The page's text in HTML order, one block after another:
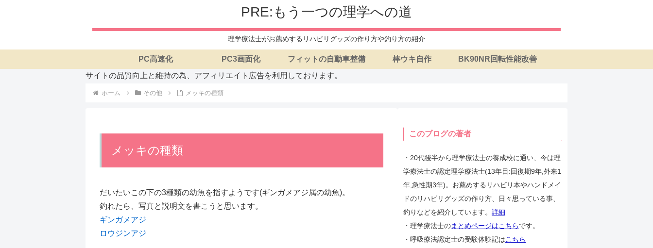
PRE:もう一つの理学への道
理学療法士がお薦めするリハビリグッズの作り方や釣り方の紹介
PC高速化 PC3画面化 フィットの自動車整備 棒ウキ自作
BK90NR回転性能改善
サイトの品質向上と維持の為、アフィリエイト広告を利用しております。
ホーム その他 メッキの種類
メッキの種類
だいたいこの下の3種類の幼魚を指すようです(ギンガメアジ属の幼魚)。
釣れたら、写真と説明文を書こうと思います。
ギンガメアジ
ロウジンアジ
このブログの著者
・20代後半から理学療法士の養成校に通い、今は理
学療法士の認定理学療法士(13年目:回復期9年,外来1
年,急性期3年)。お薦めするリハビリ本やハンドメイ
ドのリハビリグッズの作り方、日々思っている事、
釣りなどを紹介しています。 詳細
・理学療法士のまとめページはこちらです。
・呼吸療法認定士の受験体験記はこちら